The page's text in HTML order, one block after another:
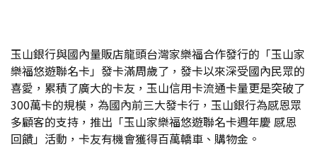
玉山銀行與國內量販店龍頭台灣家樂福合作發行的「玉山家
樂福悠遊聯名卡」發卡滿周歲了，發卡以來深受國內民眾的
喜愛，累積了廣大的卡友，玉山信用卡流通卡量更是突破了
300萬卡的規模，為國內前三大發卡行，玉山銀行為感恩眾
多顧客的支持，推出「玉山家樂福悠遊聯名卡週年慶 感恩
回饋」活動，卡友有機會獲得百萬轎車、購物金。